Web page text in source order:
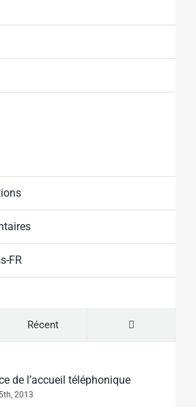
FR
Récent
de l’accueil téléphonique
2013